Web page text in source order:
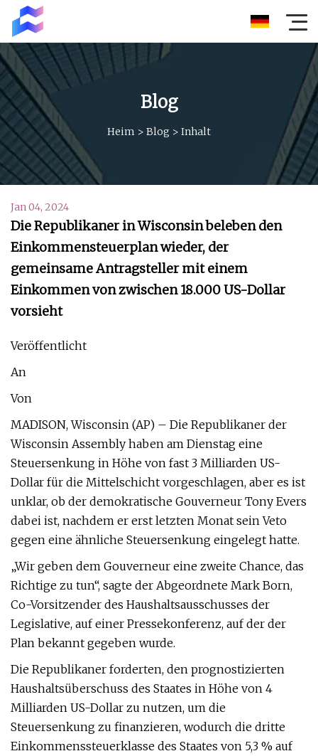
Blog
Heim > Blog > Inhalt
Jan 04, 2024
Die Republikaner in Wisconsin beleben den
Einkommensteuerplan wieder, der
gemeinsame Antragsteller mit einem
Einkommen von zwischen 18.000 US-Dollar
vorsieht
Veröffentlicht
An
Von
MADISON, Wisconsin (AP) – Die Republikaner der
Wisconsin Assembly haben am Dienstag eine
Steuersenkung in Höhe von fast 3 Milliarden US-
Dollar für die Mittelschicht vorgeschlagen, aber es ist
unklar, ob der demokratische Gouverneur Tony Evers
dabei ist, nachdem er erst letzten Monat sein Veto
gegen eine ähnliche Steuersenkung eingelegt hatte.
„Wir geben dem Gouverneur eine zweite Chance, das
Richtige zu tun“, sagte der Abgeordnete Mark Born,
Co-Vorsitzender des Haushaltsausschusses der
Legislative, auf einer Pressekonferenz, auf der der
Plan bekannt gegeben wurde.
Die Republikaner forderten, den prognostizierten
Haushaltsüberschuss des Staates in Höhe von 4
Milliarden US-Dollar zu nutzen, um die
Steuersenkung zu finanzieren, wodurch die dritte
Einkommenssteuerklasse des Staates von 5,3 % auf